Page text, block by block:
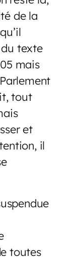
de la
texte
mais
tout
et
il
toutes